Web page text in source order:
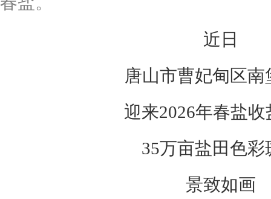
近日
唐山市曹妃甸区南
迎来2026年春盐收
35万亩盐田色彩
景致如画